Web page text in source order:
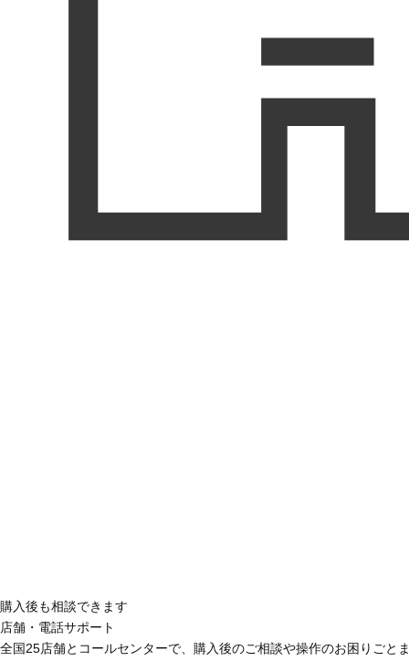
購入後も相談できます
店舗・電話サポート
全国25店舗とコールセンターで、購入後のご相談や操作のお困りごと